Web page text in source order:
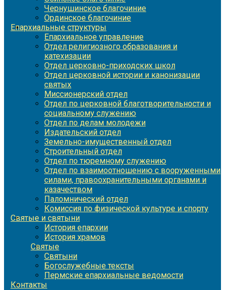
Чернушинское благочиние
Ординское благочиние
Епархиальные структуры
Епархиальное управление
Отдел религиозного образования и
катехизации
Отдел церковно-приходских школ
Отдел церковной истории и канонизации
святых
Миссионерский отдел
Отдел по церковной благотворительности и
социальному служению
Отдел по делам молодежи
Издательский отдел
Земельно-имущественный отдел
Строительный отдел
Отдел по тюремному служению
Отдел по взаимоотношению с вооруженными
силами, правоохранительными органами и
казачеством
Паломнический отдел
Комиссия по физической культуре и спорту
Святые и святыни
История епархии
История храмов
Святые
Святыни
Богослужебные тексты
Пермские епархиальные ведомости
Контакты